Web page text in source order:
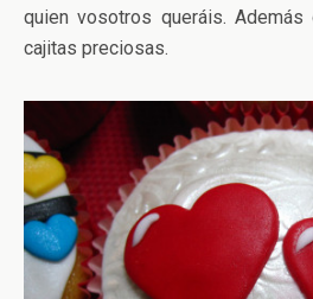
quien vosotros queráis.
cajitas preciosas.